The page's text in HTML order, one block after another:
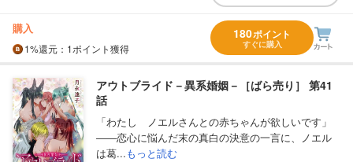
購入
1%還元 ：1ポイント獲得
180ポイント
すぐに購入
アウトブライド－異系婚姻－［ばら売り］ 第41
話
「わたし ノエルさんとの赤ちゃんが欲しいです」
――恋心に悩んだ末の真白の決意の一言に、ノエル
は葛...もっと読む